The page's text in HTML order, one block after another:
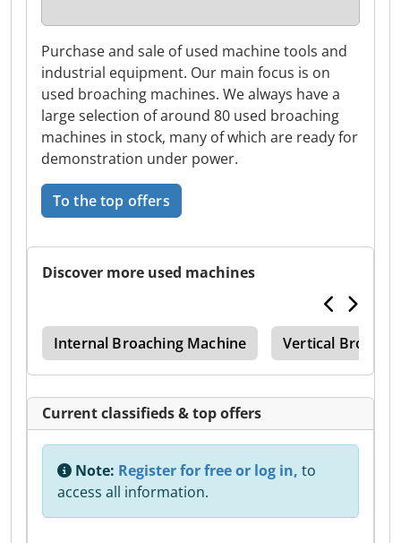
Purchase and sale of used machine tools and
industrial equipment. Our main focus is on
used broaching machines. We always have a
large selection of around 80 used broaching
machines in stock, many of which are ready for
demonstration under power.
To the top offers
Discover more used machines
Internal Broaching Machine Vertical
Current classifieds & top offers
Note: Register for free or log in, to
access all information.